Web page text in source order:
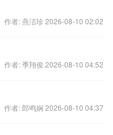
作者: 燕洁珍 2026-08-10 02:02
作者: 季翔俊 2026-08-10 04:52
作者: 郎鸣娴 2026-08-10 04:37